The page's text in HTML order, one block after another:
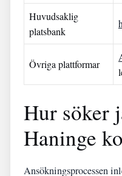
Huvudsaklig
platsbank
Övriga plattformar
Hur söker
Haninge
Ansökningsprocessen